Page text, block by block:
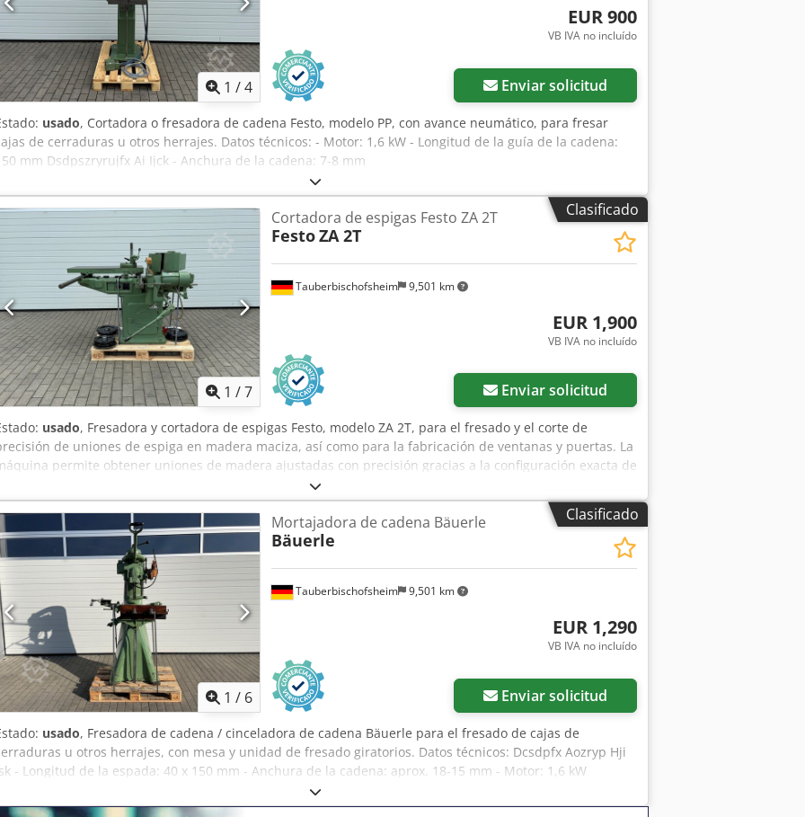
1 /4
EUR 900
VB IVA no incluído
Enviar solicitud
usado, Cortadora o fresadora de cadena Festo, modelo PP, con avance neumático, para fresar
de cerraduras u otros herrajes. Datos técnicos: - Motor: 1,6 kW - Longitud de la guía de la cadena:
mm Dsdpszryrujfx Ai Ijck - Anchura de la cadena: 7-8 mm
Clasificado
1 /7
Tauberbischofsheim 9,501 km
Cortadora de espigas Festo ZA 2T
FestoZA 2T
EUR 1,900
VB IVA no incluído
Enviar solicitud
usado, Fresadora y cortadora de espigas Festo, modelo ZA 2T, para el fresado y el corte de
de uniones de espiga en madera maciza, así como para la fabricación de ventanas y puertas. La
permite obtener uniones de madera ajustadas con precisión gracias a la configuración exacta de
la profundidad y la longitud, y ofrece una alta precisión de repetición. Ideal para la fabricación de
y puertas, así como para uniones de madera clásicas en la fabricación de muebles, e incluye un
de herramientas de fresado Gold IV68. Dcodpfx Ajzryqwei Iok Datos técnicos: - Diámetro de la fresa:
aprox. 340 mm - Altura de corte: aprox. 80 mm - Recorrido: aprox. 1.300 mm - Otros datos técnicos:
petición.
Clasificado
1 / 6
Tauberbischofsheim 9,501 km
Mortajadora de cadena Bäuerle
Bäuerle
EUR 1,290
VB IVA no incluído
Enviar solicitud
usado, Fresadora de cadena / cinceladora de cadena Bäuerle para el fresado de cajas de
u otros herrajes, con mesa y unidad de fresado giratorios. Datos técnicos: Dcsdpfx Aozryp Hji
- Longitud de la espada: 40 x 150 mm - Anchura de la cadena: aprox. 18-15 mm - Motor: 1,6 kW